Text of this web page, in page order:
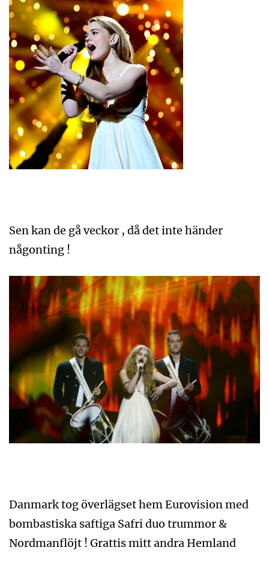
Sen kan de gå veckor , då det inte händer
någonting !
Danmark tog överlägset hem Eurovision med
bombastiska saftiga Safri duo trummor &
Nordmanflöjt ! Grattis mitt andra Hemland